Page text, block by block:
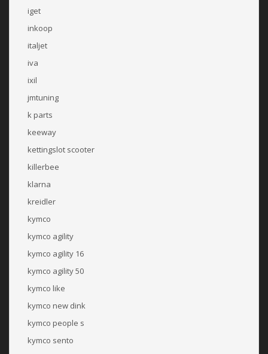
iget
inkoop
italjet
iva
ixil
jmtuning
k parts
keeway
kettingslot scooter
killerbee
klarna
kreidler
kymco
kymco agility
kymco agility 16
kymco agility 50
kymco like
kymco new dink
kymco people s
kymco sento